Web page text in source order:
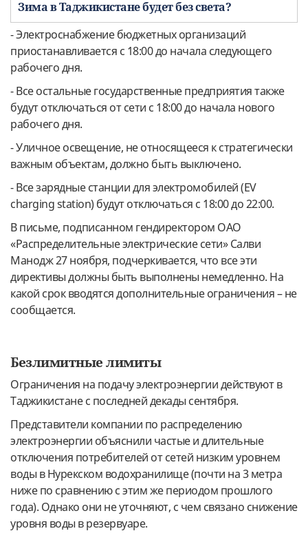
Зима в Таджикистане будет без света?
- Электроснабжение бюджетных организаций
приостанавливается с 18:00 до начала следующего
рабочего дня.
- Все остальные государственные предприятия также
будут отключаться от сети с 18:00 до начала нового
рабочего дня.
- Уличное освещение, не относящееся к стратегически
важным объектам, должно быть выключено.
- Все зарядные станции для электромобилей (EV
charging station) будут отключаться с 18:00 до 22:00.
В письме, подписанном гендиректором ОАО
«Распределительные электрические сети» Салви
Манодж 27 ноября, подчеркивается, что все эти
директивы должны быть выполнены немедленно. На
какой срок вводятся дополнительные ограничения – не
сообщается.
Безлимитные лимиты
Ограничения на подачу электроэнергии действуют в
Таджикистане с последней декады сентября.
Представители компании по распределению
электроэнергии объяснили частые и длительные
отключения потребителей от сетей низким уровнем
воды в Нурекском водохранилище (почти на 3 метра
ниже по сравнению с этим же периодом прошлого
года). Однако они не уточняют, с чем связано снижение
уровня воды в резервуаре.